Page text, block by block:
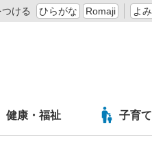
ける ひらがな Romaji よ
健康・福祉 子育